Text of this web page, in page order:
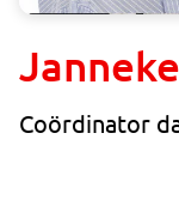
Coördinator